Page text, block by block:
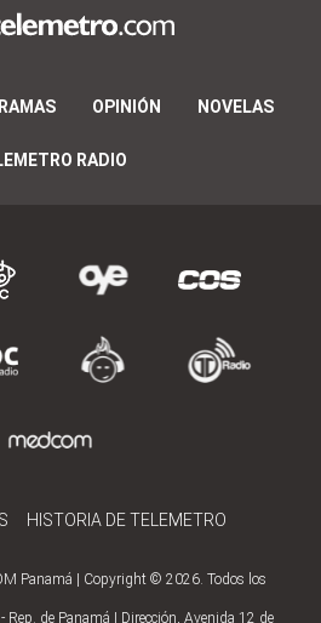
OPINIÓN NOVELAS
RADIO
HISTORIA DE TELEMETRO
Panamá | Copyright © 2026. Todos los
de Panamá | Dirección, Avenida 12 de